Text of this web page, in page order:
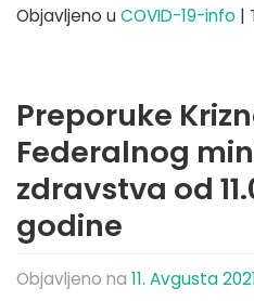
Objavljeno u COVID-19-info |
Preporuke
Federalnog
zdravstva od
godine
Objavljeno na 11. Avgusta